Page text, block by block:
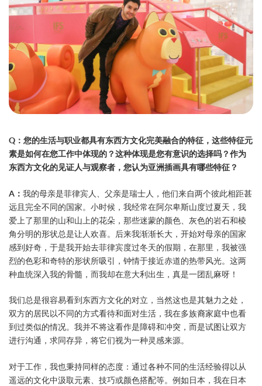
Q：您的生活与职业都具有东西方文化完美融合的特征，这些特征元
素是如何在您工作中体现的？这种体现是您有意识的选择吗？作为
东西方文化的见证人与观察者，您认为亚洲插画具有哪些特征？
A： 我的母亲是菲律宾人、父亲是瑞士人，他们来自两个彼此相距甚
远且完全不同的国家。小时候，我经常在阿尔卑斯山度过夏天，我
爱上了那里的山和山上的花朵，那些迷蒙的颜色、灰色的岩石和棱
角分明的形状总是让人欢喜。后来我渐渐长大，开始对母亲的国家
感到好奇，于是我开始去菲律宾度过冬天的假期，在那里，我被强
烈的色彩和奇特的形状所吸引，钟情于接近赤道的热带风光。这两
种血统深入我的骨髓，而我却在意大利出生，真是一团乱麻呀！
我们总是很容易看到东西方文化的对立，当然这也是其魅力之处，
双方的居民以不同的方式看待和面对生活，我在多族裔家庭中也看
到过类似的情况。我并不将这看作是障碍和冲突，而是试图让双方
进行沟通，求同存异，将它们视为一种灵感来源。
对于工作，我也秉持同样的态度：通过各种不同的生活经验得以从
遥远的文化中汲取元素、技巧或颜色搭配等。例如日本，我在日本